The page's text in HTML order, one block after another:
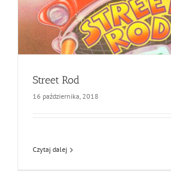
Street Rod
16 października, 2018
Czytaj dalej